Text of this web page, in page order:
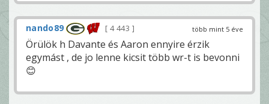
több mint 5 éve
nando89 4 443
Örülök h Davante és Aaron ennyire érzik
egymást , de jo lenne kicsit több wr-t is bevonni
😊